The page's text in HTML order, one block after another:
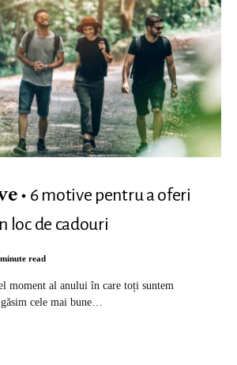
6 motive pentru a oferi
loc de cadouri
read
moment al anului în care toți suntem
cele mai bune…